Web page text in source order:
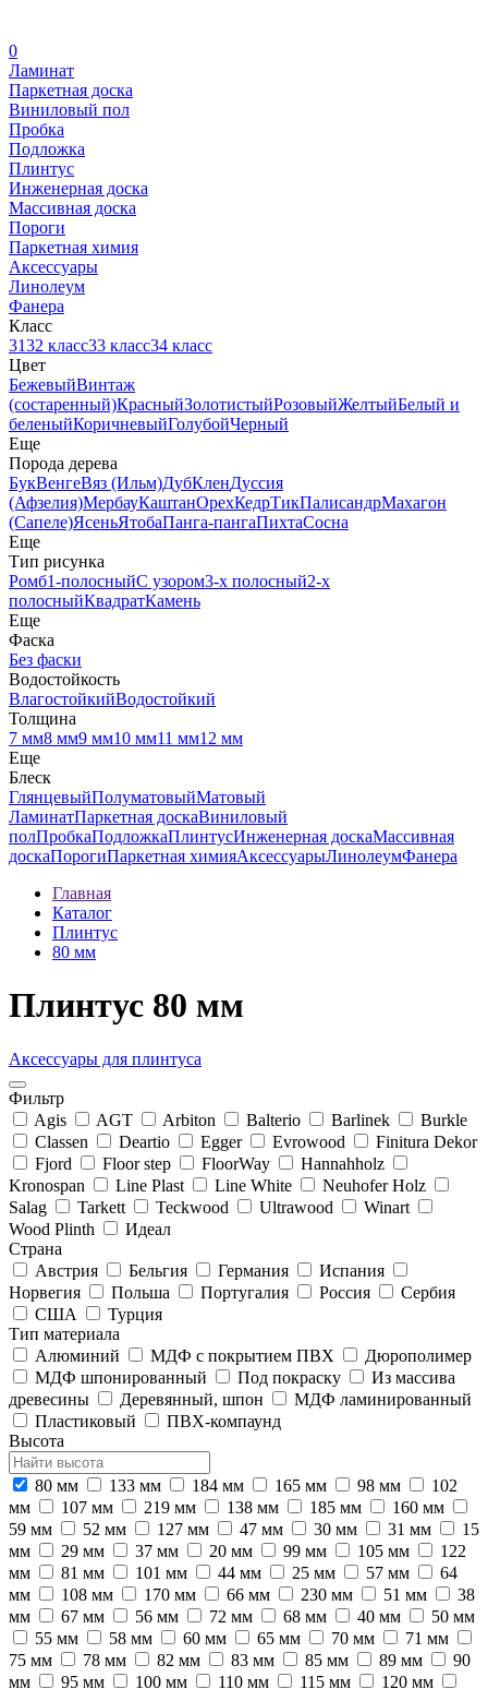
0
Ламинат
Паркетная доска
Виниловый пол
Пробка
Подложка
Плинтус
Инженерная доска
Массивная доска
Пороги
Паркетная химия
Аксессуары
Линолеум
Фанера
Класс
3132 класс33 класс34 класс
Цвет
БежевыйВинтаж
(состаренный)КрасныйЗолотистыйРозовыйЖелтыйБелый и
беленыйКоричневыйГолубойЧерный
Еще
Порода дерева
БукВенгеВяз (Ильм)ДубКленДуссия
(Афзелия)МербауКаштанОрехКедрТикПалисандрМахагон
(Сапеле)ЯсеньЯтобаПанга-пангаПихтаСосна
Еще
Тип рисунка
Ромб1-полосныйС узором3-х полосный2-х
полосныйКвадратКамень
Еще
Фаска
Без фаски
Водостойкость
ВлагостойкийВодостойкий
Толщина
7 мм8 мм9 мм10 мм11 мм12 мм
Еще
Блеск
ГлянцевыйПолуматовыйМатовый
ЛаминатПаркетная доскаВиниловый
полПробкаПодложкаПлинтусИнженерная доскаМассивная
доскаПорогиПаркетная химияАксессуарыЛинолеумФанера
Главная
Каталог
Плинтус
80 мм
Плинтус 80 мм
Аксессуары для плинтуса
Фильтр
Agis
AGT Arbiton Balterio Barlinek
Burkle
Classen
Deartio Egger Evrowood
Finitura Dekor
Fjord
Floor step FloorWay
Hannahholz
Kronospan
Line Plast Line White
Neuhofer Holz
Salag
Tarkett Teckwood Ultrawood
Winart
Wood Plinth
Идеал
Страна
Австрия
Бельгия Германия
Испания
Норвегия
Польша Португалия Россия
Сербия
США
Турция
Тип материала
Алюминий
МДФ с покрытием ПВХ
Дюрополимер
МДФ шпонированный
Под покраску
Из массива
древесины
Деревянный, шпон
МДФ ламинированный
Пластиковый
ПВХ-компаунд
Высота
80 мм 133 мм 184 мм 165 мм 98 мм
102
мм
107 мм 219 мм 138 мм 185 мм
160 мм
59 мм
52 мм 127 мм 47 мм 30 мм 31 мм
15
мм
29 мм 37 мм 20 мм 99 мм 105 мм
122
мм
81 мм 101 мм 44 мм 25 мм 57 мм
64
мм
108 мм 170 мм 66 мм 230 мм 51 мм
38
мм
67 мм 56 мм 72 мм 68 мм 40 мм
50 мм
55 мм
58 мм 60 мм 65 мм 70 мм
71 мм
75 мм
78 мм 82 мм 83 мм 85 мм 89 мм
90
мм
95 мм 100 мм 110 мм 115 мм
120 мм